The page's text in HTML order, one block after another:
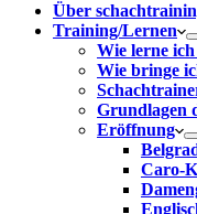
Über
Training/Lernen
Wie lerne ich
Wie bringe
Grundlagen
Eröffnung
Caro-